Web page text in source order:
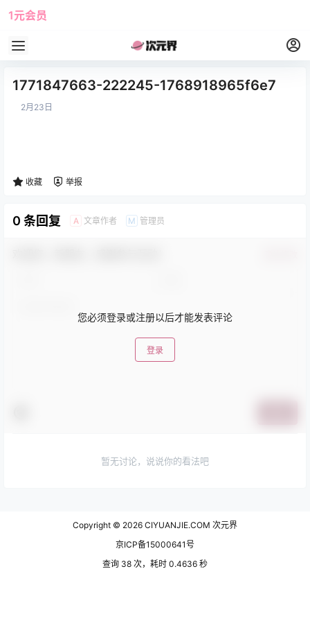
1元会员
1771847663-222245-1768918965f6e7
2月23日
收藏 举报
0 条回复 A 文章作者 M 管理员
您必须登录或注册以后才能发表评论
登录
暂无讨论，说说你的看法吧
Copyright © 2026 CIYUANJIE.COM 次元界
京ICP备15000641号
查询 38 次，耗时 0.4636 秒